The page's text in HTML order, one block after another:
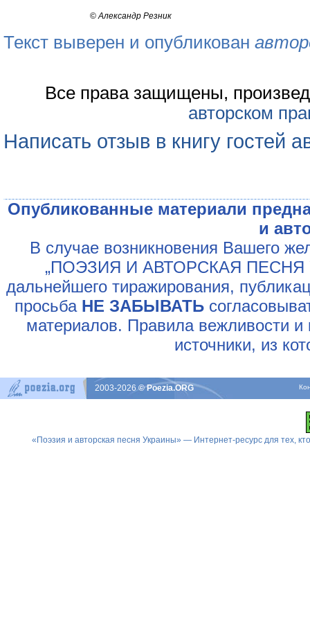
©Александр Резник
Текст выверен и опубликован
Все права защищены,
авторском
Написать отзыв в книгу гостей
Опубликованные материали
и
В случае возникновения Вашего
„ПОЭЗИЯ И АВТОРСКАЯ ПЕСНЯ
дальнейшего тиражирования,
просьба НЕ ЗАБЫВАТЬ
материалов. Правила вежливости и
источники, из
2003-2026© Poezia.ORG
«Поэзия и авторская песня Украины» — Интернет-ресурс для тех,